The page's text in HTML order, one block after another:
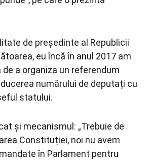
de președinte al Republicii
eu încă în anul 2017 am
a organiza un referendum
numărului de deputați cu
statului.
și mecanismul: „Trebuie de
Constituției, noi nu avem
în Parlament pentru